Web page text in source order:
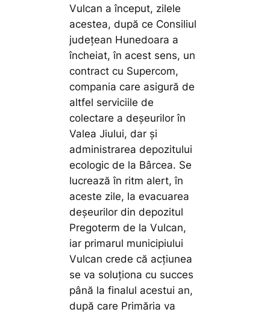
Vulcan a început, zilele
acestea, după ce Consiliul
județean Hunedoara a
încheiat, în acest sens, un
contract cu Supercom,
compania care asigură de
altfel serviciile de
colectare a deșeurilor în
Valea Jiului, dar și
administrarea depozitului
ecologic de la Bârcea. Se
lucrează în ritm alert, în
aceste zile, la evacuarea
deșeurilor din depozitul
Pregoterm de la Vulcan,
iar primarul municipiului
Vulcan crede că acțiunea
se va soluționa cu succes
până la finalul acestui an,
după care Primăria va